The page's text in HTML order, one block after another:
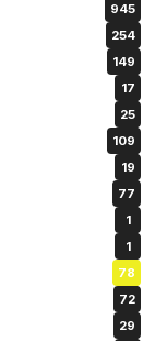
945
254
149
17
25
109
19
77
1
1
78
72
29